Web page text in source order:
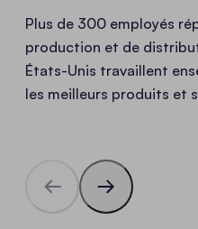
Plus de 300 employés
production et de
États-Unis travaillent
les meilleurs produits et